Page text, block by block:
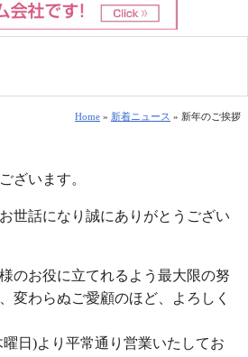
Home » 新着ニュース » 新年のご挨拶
ざいます。
世話になり誠にありがとうござい
のお役に立てれるよう最大限の努
変わらぬご愛顧のほど、よろしく
日)より平常通り営業いたしてお